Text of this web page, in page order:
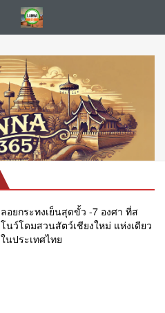
ลอยกระทงเย็นสุดขั้ว -7 องศา ที่ส
โนว์โดมสวนสัตว์เชียงใหม่ แห่งเดียว
ในประเทศไทย